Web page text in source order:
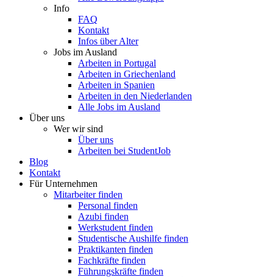
Info
FAQ
Kontakt
Infos über Alter
Jobs im Ausland
Arbeiten in Portugal
Arbeiten in Griechenland
Arbeiten in Spanien
Arbeiten in den Niederlanden
Alle Jobs im Ausland
Über uns
Wer wir sind
Über uns
Arbeiten bei StudentJob
Blog
Kontakt
Für Unternehmen
Mitarbeiter finden
Personal finden
Azubi finden
Werkstudent finden
Studentische Aushilfe finden
Praktikanten finden
Fachkräfte finden
Führungskräfte finden